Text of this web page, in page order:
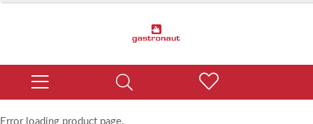
Error loading product page.